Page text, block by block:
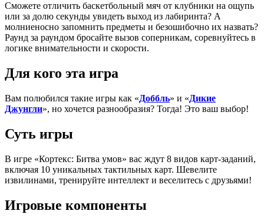
Сможете отличить баскетбольный мяч от клубники на ощупь
или за долю секунды увидеть выход из лабиринта? А
молниеносно запомнить предметы и безошибочно их назвать?
Раунд за раундом бросайте вызов соперникам, соревнуйтесь в
логике внимательности и скорости.
Для кого эта игра
Вам полюбился такие игры как «Доббль» и «Дикие
Джунгли», но хочется разнообразия? Тогда! Это ваш выбор!
Суть игры
В игре «Кортекс: Битва умов» вас ждут 8 видов карт-заданий,
включая 10 уникальных тактильных карт. Шевелите
извилинами, тренируйте интеллект и веселитесь с друзьями!
Игровые компоненты